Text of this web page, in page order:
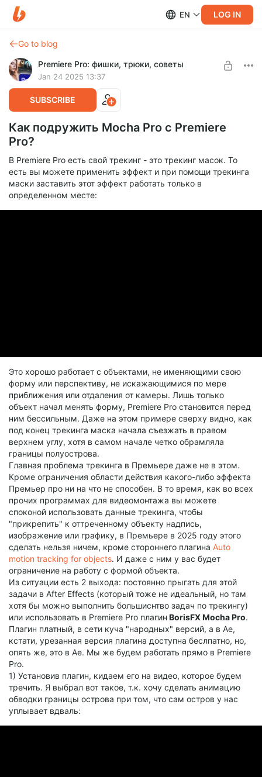
EN LOG IN
Go to blog
Premiere Pro: фишки, трюки, советы
Jan 24 2025 13:37
SUBSCRIBE
Как подружить Mocha Pro с Premiere
Pro?
В Premiere Pro есть свой трекинг - это трекинг масок. То
есть вы можете применить эффект и при помощи трекинга
маски заставить этот эффект работать только в
определенном месте:
Это хорошо работает с объектами, не именяющими свою
форму или перспективу, не искажающимися по мере
приближения или отдаления от камеры. Лишь только
объект начал менять форму, Premiere Pro становится перед
ним бессильным. Даже на этом примере сверху видно, как
под конец трекинга маска начала съезжать в правом
верхнем углу, хотя в самом начале четко обрамляла
границы полуострова.
Главная проблема трекинга в Премьере даже не в этом.
Кроме ограничения области действия какого-либо эффекта
Премьер про ни на что не способен. В то время, как во всех
прочих программах для видеомонтажа вы можете
споконой использовать данные трекинга, чтобы
"прикрепить" к оттреченному объекту надпись,
изображение или графику, в Премьере в 2025 году этого
сделать нельзя ничем, кроме стороннего плагина Auto
motion tracking for objects. И даже с ним у вас будет
ограничение на работу с формой объекта.
Из ситуации есть 2 выхода: постоянно прыгать для этой
задачи в After Effects (который тоже не идеальный, но там
хотя бы можно выполнить большиснтво задач по трекингу)
или использовать в Premiere Pro плагин BorisFX Mocha Pro.
Плагин платный, в сети куча "народных" версий, а в Ае,
кстати, урезанная версия плагина доступна беслпатно, но,
опять же, это в Ае. Мы же будем работать прямо в Premiere
Pro.
1) Установив плагин, кидаем его на видео, которое будем
тречить. Я выбрал вот такое, т.к. хочу сделать анимацию
обводки границы острова при том, что сам остров у нас
уплывает вдваль: